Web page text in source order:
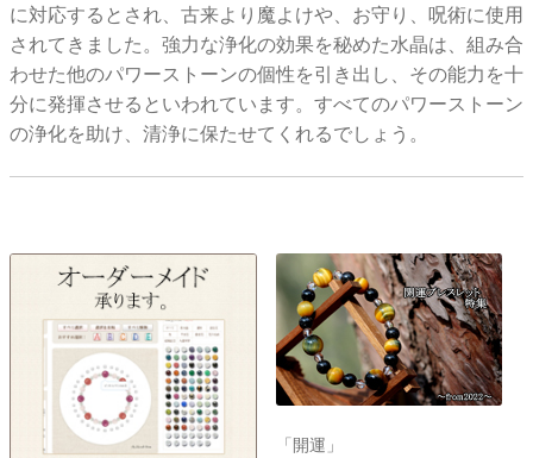
に対応するとされ、古来より魔よけや、お守り、呪術に使用
されてきました。強力な浄化の効果を秘めた水晶は、組み合
わせた他のパワーストーンの個性を引き出し、その能力を十
分に発揮させるといわれています。すべてのパワーストーン
の浄化を助け、清浄に保たせてくれるでしょう。
「開運」